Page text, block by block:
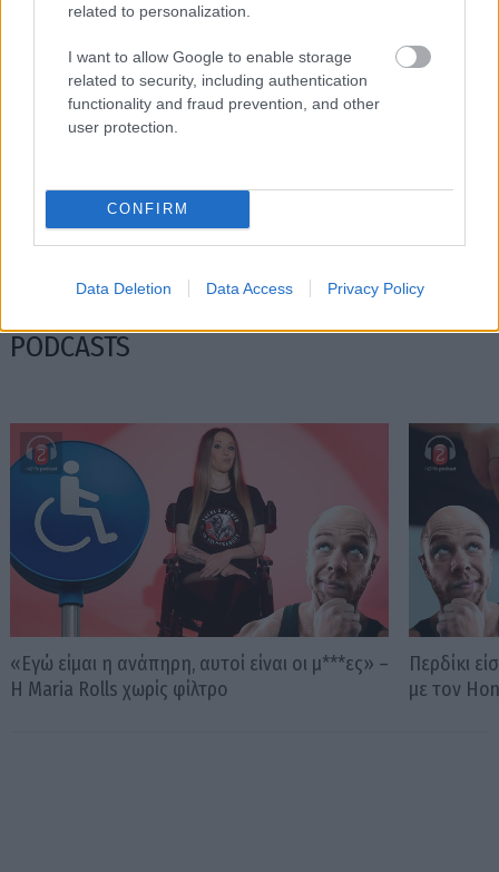
related to personalization.
I want to allow Google to enable storage
related to security, including authentication
functionality and fraud prevention, and other
user protection.
CONFIRM
Data Deletion Data Access Privacy Policy
social media το τέλειο σώμα μου»
PODCASTS
«Εγώ είμαι η ανάπηρη, αυτοί είναι οι μ***ες» –
Η Maria Rolls χωρίς φίλτρο
Περδίκι
με τον